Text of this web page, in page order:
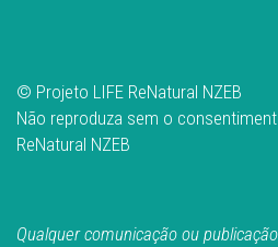
© Projeto LIFE ReNatural NZEB
Não reproduza sem o
ReNatural NZEB
Qualquer comunicação ou